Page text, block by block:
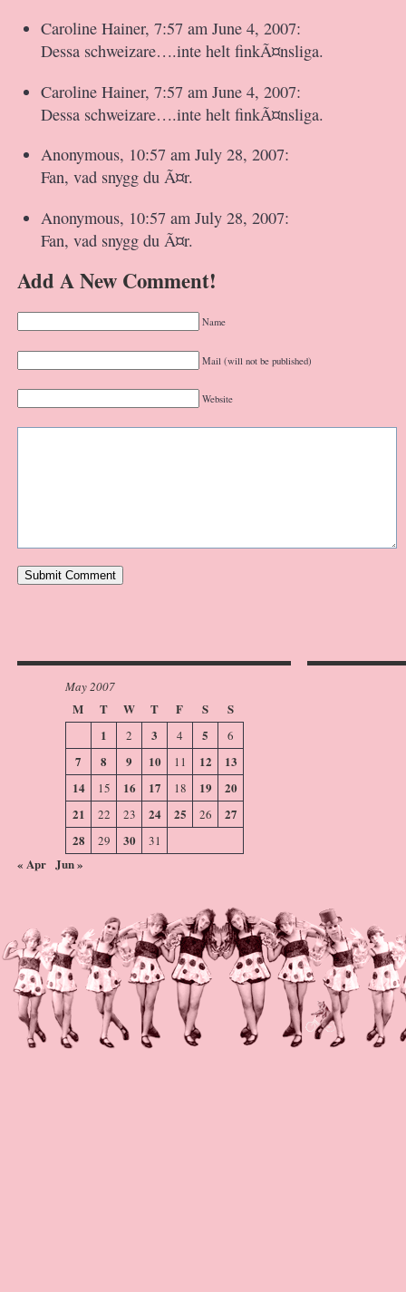
Caroline Hainer, 7:57 am June 4, 2007:
Dessa schweizare….inte helt finkÃ¤nsliga.
Caroline Hainer, 7:57 am June 4, 2007:
Dessa schweizare….inte helt finkÃ¤nsliga.
Anonymous, 10:57 am July 28, 2007:
Fan, vad snygg du Ã¤r.
Anonymous, 10:57 am July 28, 2007:
Fan, vad snygg du Ã¤r.
Add A New Comment!
Name
Mail (will not be published)
Website
May 2007
M T W T F S
S
1
2 3 4 5 6
7 8 9 10 11 12
13
14
15 16 17 18 19
20
21
22 23 24 25 26
27
28
29 30 31
« Apr Jun »